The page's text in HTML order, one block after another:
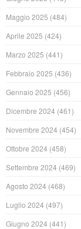
Maggio 2025 (484)
Aprile 2025 (424)
Marzo 2025 (441)
Febbraio 2025 (436)
Gennaio 2025 (456)
Dicembre 2024 (461)
Novembre 2024 (454)
Ottobre 2024 (458)
Settembre 2024 (469)
Agosto 2024 (468)
Luglio 2024 (497)
Giugno 2024 (441)